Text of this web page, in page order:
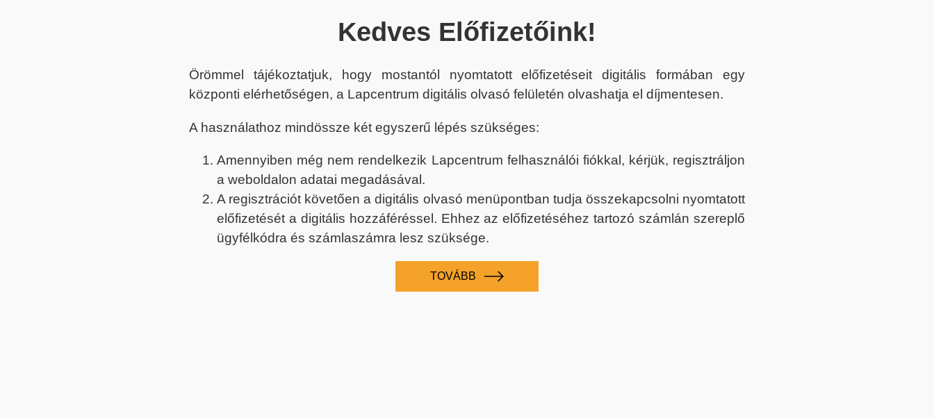
Kedves Előfizetőink!
Örömmel tájékoztatjuk, hogy mostantól nyomtatott előfizetéseit digitális formában egy
központi elérhetőségen, a Lapcentrum digitális olvasó felületén olvashatja el díjmentesen.
A használathoz mindössze két egyszerű lépés szükséges:
Amennyiben még nem rendelkezik Lapcentrum felhasználói fiókkal, kérjük, regisztráljon
a weboldalon adatai megadásával.
A regisztrációt követően a digitális olvasó menüpontban tudja összekapcsolni nyomtatott
előfizetését a digitális hozzáféréssel. Ehhez az előfizetéséhez tartozó számlán szereplő
ügyfélkódra és számlaszámra lesz szüksége.
TOVÁBB